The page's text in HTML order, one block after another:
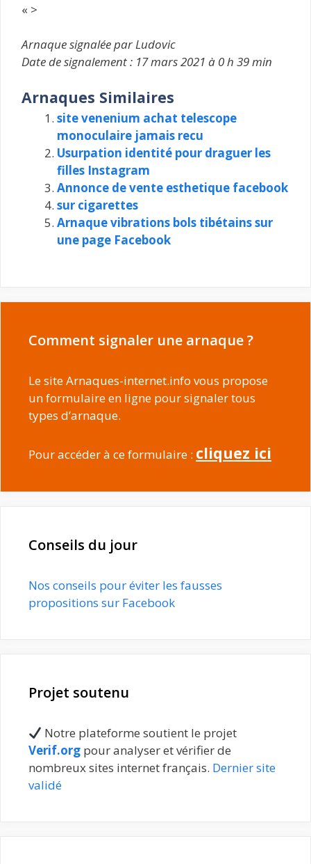
« >
Arnaque signalée par Ludovic
Date de signalement : 17 mars 2021 à 0 h 39 min
Arnaques Similaires
site venenium achat telescope
monoculaire jamais recu
Usurpation identité pour draguer les
filles Instagram
Annonce de vente esthetique facebook
sur cigarettes
Arnaque vibrations bols tibétains sur
une page Facebook
Comment signaler une arnaque ?
Le site Arnaques-internet.info vous propose
un formulaire en ligne pour signaler tous
types d’arnaque.
Pour accéder à ce formulaire : cliquez ici
Conseils du jour
Nos conseils pour éviter les fausses
propositions sur Facebook
Projet soutenu
Notre plateforme soutient le projet
Verif.org pour analyser et vérifier de
nombreux sites internet français. Dernier site
validé